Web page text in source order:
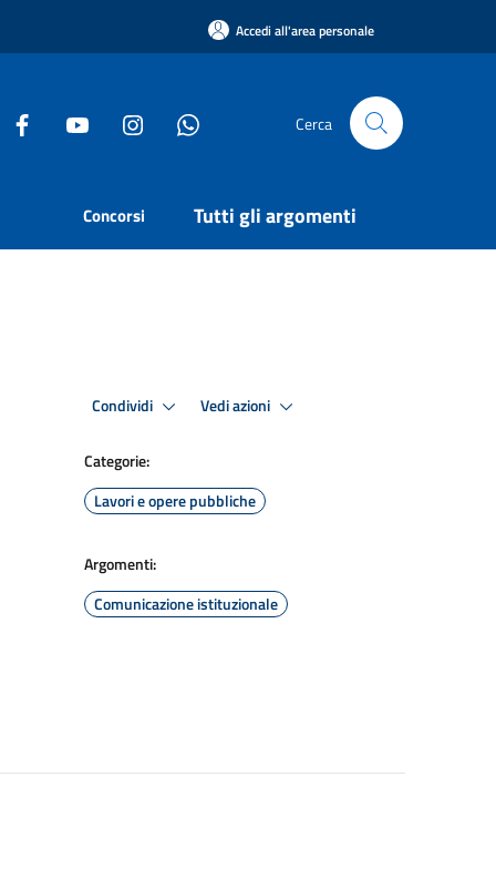
Accedi all'area personale
Cerca
Concorsi Tutti gli argomenti
Condividi Vedi azioni
Categorie:
Lavori e opere pubbliche
Argomenti:
Comunicazione istituzionale